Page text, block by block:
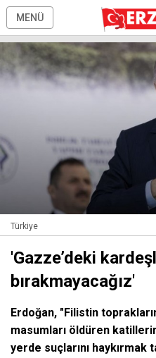
MENÜ
Türkiye
'Gazze’deki
bırakmayacağız'
Erdoğan, "Filistin
masumları öldüren
yerde suçlarını haykırmak